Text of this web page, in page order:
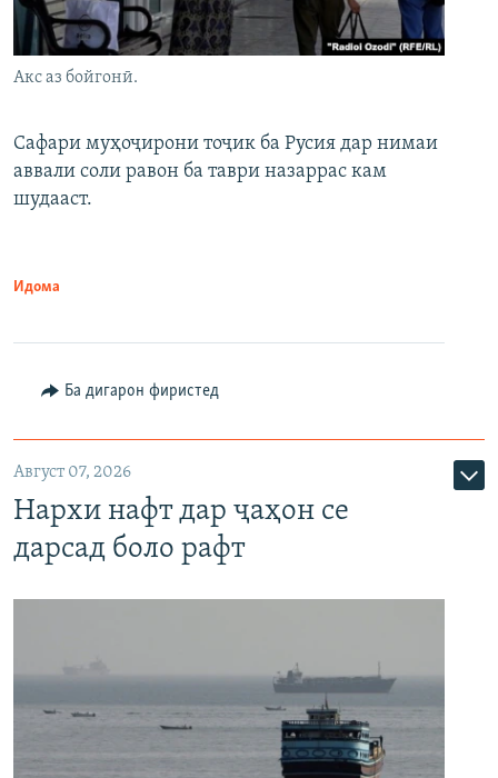
Акс аз бойгонӣ.
Сафари муҳоҷирони тоҷик ба Русия дар нимаи
аввали соли равон ба таври назаррас кам
шудааст.
Идома
Ба дигарон фиристед
Август 07, 2026
Нархи нафт дар ҷаҳон се
дарсад боло рафт